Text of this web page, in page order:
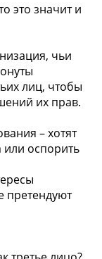
это значит и
чьи
лиц, чтобы
их прав.
– хотят
или оспорить
претендуют